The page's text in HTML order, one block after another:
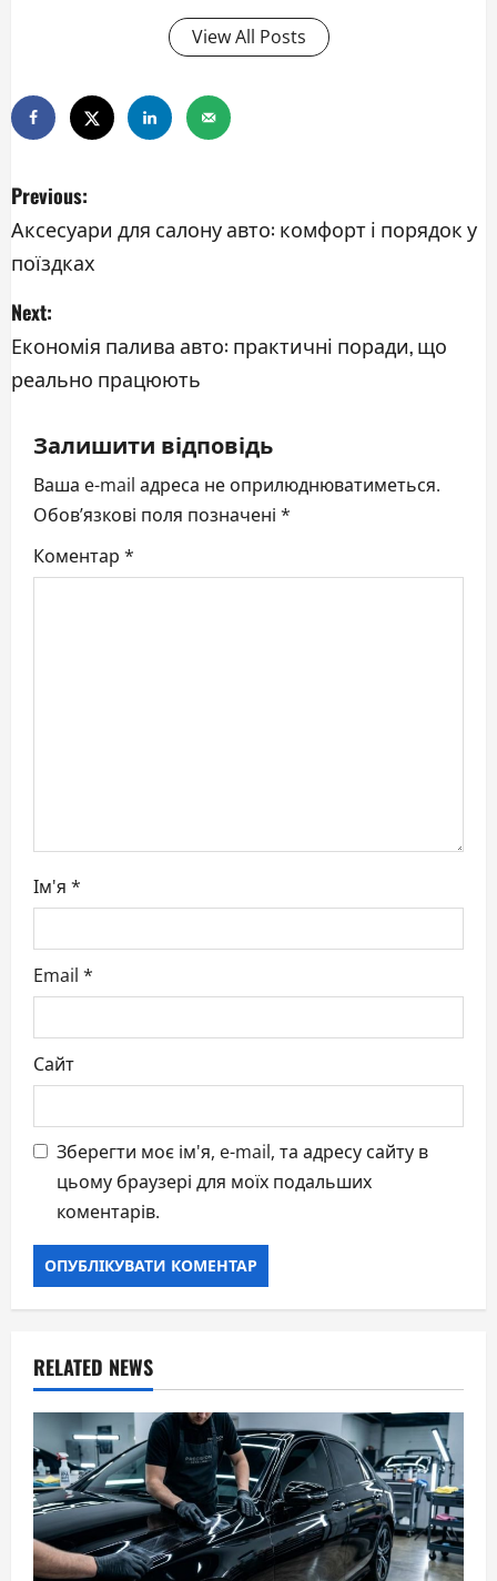
View All Posts
P
o
s
t
n
Previous:
Аксесуари для салону авто: комфорт і порядок у
поїздках
Next:
Економія палива авто: практичні поради, що
реально працюють
Залишити відповідь
Ваша e-mail адреса не оприлюднюватиметься.
Обов’язкові поля позначені *
Коментар *
Ім'я *
Email *
Сайт
Зберегти моє ім'я, e-mail, та адресу сайту в
цьому браузері для моїх подальших
коментарів.
RELATED NEWS